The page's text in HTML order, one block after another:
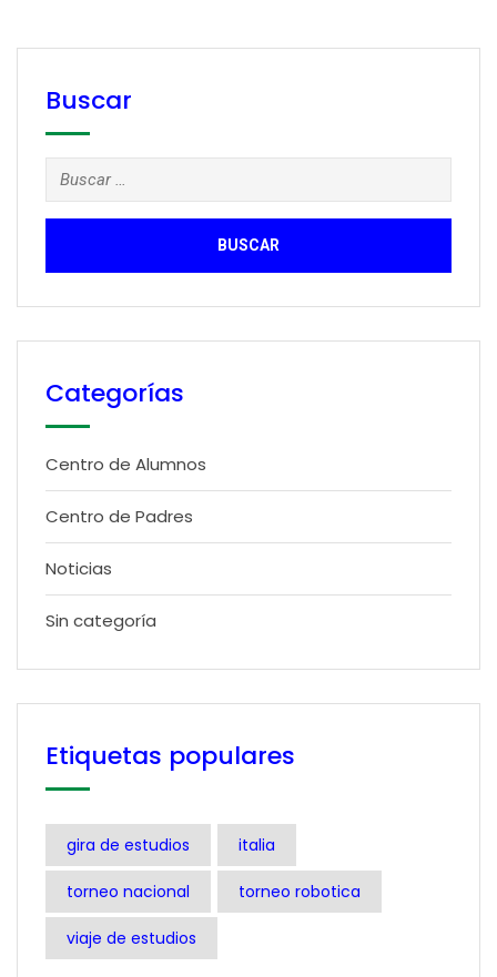
Buscar
Buscar:
Categorías
Centro de Alumnos
Centro de Padres
Noticias
Sin categoría
Etiquetas populares
gira de estudios italia
torneo nacional torneo robotica
viaje de estudios